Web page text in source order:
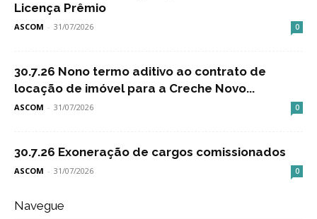
Licença Prêmio
ASCOM - 31/07/2026 0
30.7.26 Nono termo aditivo ao contrato de
locação de imóvel para a Creche Novo...
ASCOM - 31/07/2026 0
30.7.26 Exoneração de cargos comissionados
ASCOM - 31/07/2026 0
Navegue